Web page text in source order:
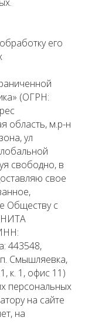
его
(ОГРН:
область, м.р-н
ул
свободно, в
свое
Обществу с
443548,
Смышляевка,
к. 1, офис 11)
персональных
на сайте
на